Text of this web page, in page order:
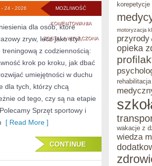
MOŻLIWOŚĆ
KOMENTOWANIAFAKTY
I
MITY
TRENINGU
ZOSTAŁA WYŁĄCZONA
- 24 - 2026
dla osób, które
zryw, lecz jako styl
treningową z codziennością:
krok po kroku, jak dbać
umiejętności w duchu
dla tych, którzy chcą
od tego, czy są na etapie
Sprzęt sportowy i
[ Read More ]
CONTINUE
korepetycje
motoryzacja
przyrody
opieka
rehabilitacja
wakacje z
wiedza